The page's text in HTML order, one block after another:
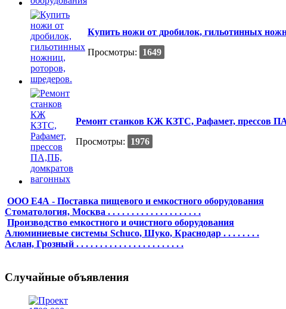
Купить ножи от дробилок, гильотинных
Просмотры:
1649
Ремонт станков КЖ КЗТС, Рафамет, прессов
Просмотры:
1976
ООО Е4А - Поставка пищевого и емкостного оборудования
Стоматология, Москва . . . . . . . . . . . . . . . . . . . .
Производство емкостного и очистного оборудования
Алюминиевые системы Schuco, Шуко, Краснодар . . . . . . . .
Аслан, Грозный . . . . . . . . . . . . . . . . . . . . . . .
Случайные объявления